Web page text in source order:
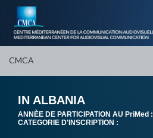
CMCA
IN ALBANIA
ANNÈE DE PARTICIPATION AU PriMed :
CATEGORIE D'INSCRIPTION :